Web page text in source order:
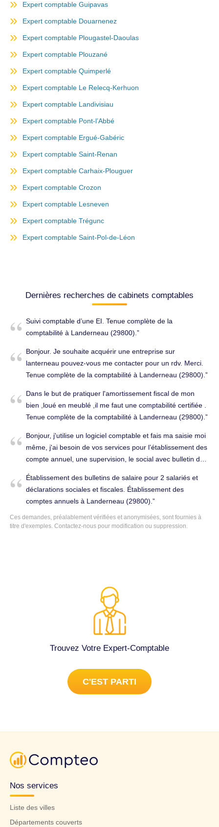
Expert comptable Guipavas
Expert comptable Douarnenez
Expert comptable Plougastel-Daoulas
Expert comptable Plouzané
Expert comptable Quimperlé
Expert comptable Le Relecq-Kerhuon
Expert comptable Landivisiau
Expert comptable Pont-l’Abbé
Expert comptable Ergué-Gabéric
Expert comptable Saint-Renan
Expert comptable Carhaix-Plouguer
Expert comptable Crozon
Expert comptable Lesneven
Expert comptable Trégunc
Expert comptable Saint-Pol-de-Léon
Dernières recherches de cabinets comptables
Suivi comptable d’une EI. Tenue complète de la
comptabilité à Landerneau (29800).
Bonjour. Je souhaite acquérir une entreprise sur
lanterneau pouvez-vous me contacter pour un rdv. Merci.
Tenue complète de la comptabilité à Landerneau (29800).
Dans le but de pratiquer l'amortissement fiscal de mon
bien ,loué en meublé ,il me faut une comptabilité certifiée .
Tenue complète de la comptabilité à Landerneau (29800).
Bonjour, j'utilise un logiciel comptable et fais ma saisie moi
même, j'ai besoin de vos services pour l’établissement des
compte annuel, une supervision, le social avec bulletin de
(29800). Cabinet d'expertise comptable à changer.
Établissement des bulletins de salaire pour 2 salariés et
déclarations sociales et fiscales. Établissement des
comptes annuels à Landerneau (29800).
Ces demandes, préalablement vérifiées et anonymisées, sont fournies à
titre d'exemples. Contactez-nous pour modification ou suppression.
Trouvez Votre Expert-Comptable
C'EST PARTI
Nos services
Liste des villes
Départements couverts